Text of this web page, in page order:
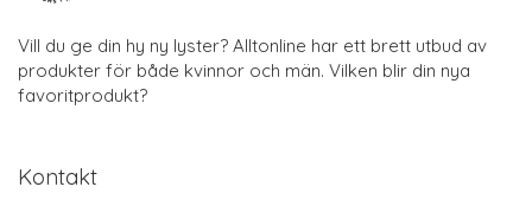
Vill du ge din hy ny lyster? Alltonline har ett brett utbud av
produkter för både kvinnor och män. Vilken blir din nya
favoritprodukt?
Kontakt